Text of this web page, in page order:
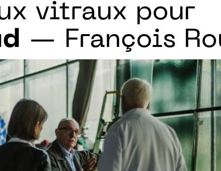
vitraux pour
— François